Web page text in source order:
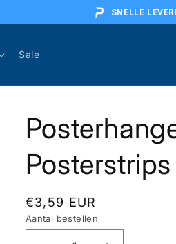
SNELLE
Sale
Normale
prijs
€3,59 EUR
Aantal bestellen